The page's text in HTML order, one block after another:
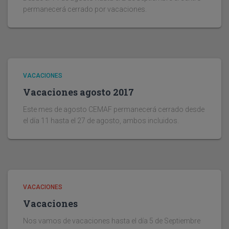
permanecerá cerrado por vacaciones.
VACACIONES
Vacaciones agosto 2017
Este mes de agosto CEMAF permanecerá cerrado desde
el día 11 hasta el 27 de agosto, ambos incluidos.
VACACIONES
Vacaciones
Nos vamos de vacaciones hasta el día 5 de Septiembre